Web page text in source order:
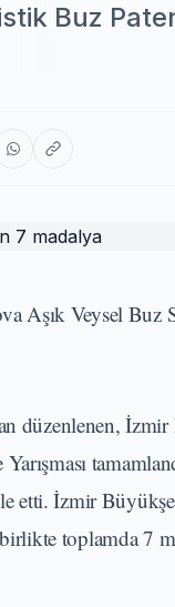
Buz
Aşık Veysel Buz
düzenlenen,
etti. İzmir
toplamda 7